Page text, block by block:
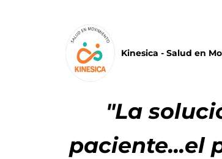
Kinesica - Salud en
"La
paciente...el